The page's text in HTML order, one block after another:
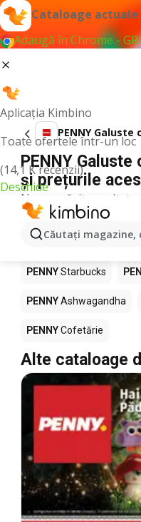
Cataloage
Adaugă în Chrome -
Aplicația Kimbino
Toate ofertele într-un loc
(14,1 K recenzii)
Deschide
Căutaţi magazine,
PENNY Galuste
PENNY
și prețurile
Nu am găsit rezultate
Alte produse în
PENNY Pizza PENNY
PENNYStarbucks
PENNYAshwagandha
PENNYCofetărie
Alte cataloage